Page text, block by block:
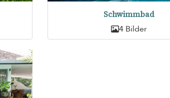
Schwimmbad
4 Bilder